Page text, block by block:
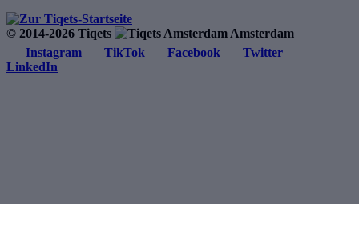
© 2014-2026 Tiqets
Amsterdam
Instagram
TikTok Facebook
Twitter
LinkedIn